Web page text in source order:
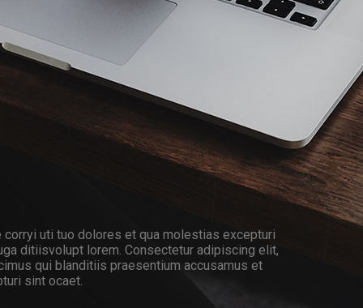
uti tuo dolores et qua molestias excepturi
ditiisvolupt lorem. Consectetur adipiscing elit,
qui blanditiis praesentium accusamus et
sint ocaet.